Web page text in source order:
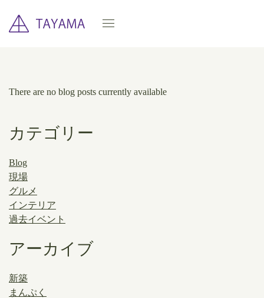
There are no blog posts currently available
カテゴリー
Blog
現場
グルメ
インテリア
過去イベント
アーカイブ
新築
まんぷく